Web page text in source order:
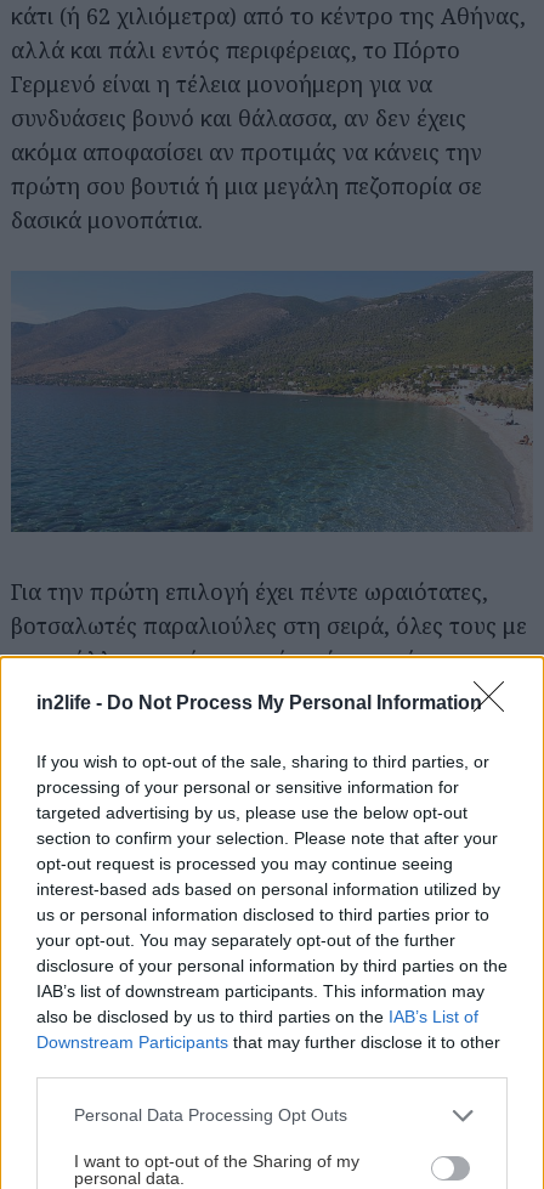
in2life - Do Not Process My Personal Information
If you wish to opt-out of the sale, sharing to third parties, or
processing of your personal or sensitive information for
targeted advertising by us, please use the below opt-out
section to confirm your selection. Please note that after your
opt-out request is processed you may continue seeing
interest-based ads based on personal information utilized by
us or personal information disclosed to third parties prior to
your opt-out. You may separately opt-out of the further
disclosure of your personal information by third parties on the
IAB’s list of downstream participants. This information may
also be disclosed by us to third parties on the IAB’s List of
Downstream Participants that may further disclose it to other
Please note that this website/app uses one or more Google
not limited to your visit or usage behaviour. You may click to
Personal Data Processing Opt Outs
I want to opt-out of the Sharing of my
personal data.
κάτι (ή 62 χιλιόμετρα) από το κέντρο της Αθήνας,
αλλά και πάλι εντός περιφέρειας, το Πόρτο
Γερμενό είναι η τέλεια μονοήμερη για να
συνδυάσεις βουνό και θάλασσα, αν δεν έχεις
ακόμα αποφασίσει αν προτιμάς να κάνεις την
πρώτη σου βουτιά ή μια μεγάλη πεζοπορία σε
δασικά μονοπάτια.
Για την πρώτη επιλογή έχει πέντε ωραιότατες,
βοτσαλωτές παραλιούλες στη σειρά, όλες τους με
κρυστάλλινα νερά και σκιά από αρμυρίκια, που
πιθανότατα θα τη χρειαστείς, κάτι ακούγεται για
εβδομάδα. Αν ξεμακρύνεις λίγο, ή αν πετύχεις
κοσμοσυρροή στις κεντρικές παραλίες και ψάξεις
εναλλακτική, θα ανακαλύψεις το Προσήλι (στον
χάρτη εδώ) που έχει διάφανα, γαλαζοπράσινα
νερά, ψιλό βοτσαλάκι και φουντωτά αρμυρίκια
που καθρεφτίζονται στο νερό. Ένας μικρός
αττικός παράδεισος.